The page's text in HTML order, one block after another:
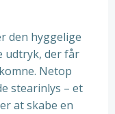
den hyggelige
udtryk, der får
Netop
stearinlys – et
at skabe en